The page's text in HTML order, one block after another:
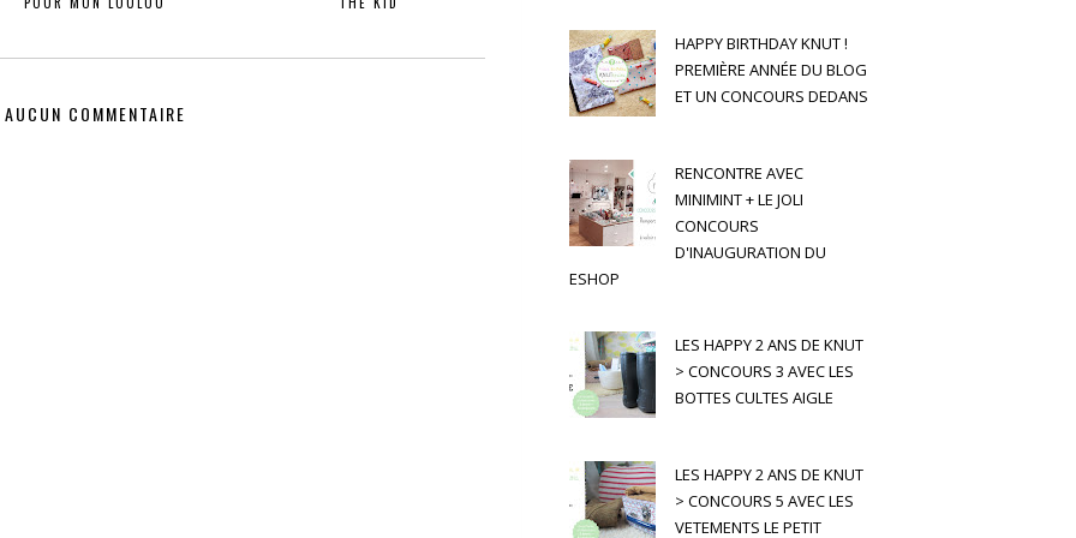
AUCUN COMMENTAIRE
HAPPY BIRTHDAY KNUT !
PREMIÈRE ANNÉE DU BLOG
ET UN CONCOURS DEDANS
RENCONTRE AVEC
MINIMINT + LE JOLI
CONCOURS
D'INAUGURATION DU
ESHOP
LES HAPPY 2 ANS DE KNUT
> CONCOURS 3 AVEC LES
BOTTES CULTES AIGLE
LES HAPPY 2 ANS DE KNUT
> CONCOURS 5 AVEC LES
VETEMENTS LE PETIT